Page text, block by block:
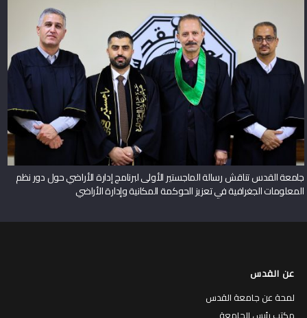
جامعة القدس تناقش رسالة الماجستير الأولى لبرنامج إدارة الأراضي حول دور نظم
المعلومات الجغرافية في تعزيز الحوكمة المكانية وإدارة الأراضي
عن القدس
لمحة عن جامعة القدس